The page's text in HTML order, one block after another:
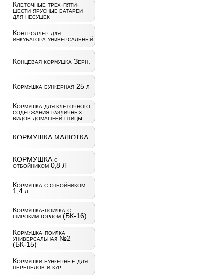
Клеточные трех-пяти-
шести ярусные батареи
для несушек
Контроллер для
инкубатора универсальный
Концевая кормушка Зерн.
Кормушка бункерная 25 л
Кормушка для клеточного
содержания различных
видов домашней птицы
КОРМУШКА МАЛЮТКА
КОРМУШКА с
отбойником 0,8 Л
Кормушка с отбойником
1,4 л
Кормушка-поилка с
широким горлом (БК-16)
Кормушка-поилка
универсальная №2
(БК-15)
Кормушки бункерные для
перепелов и кур